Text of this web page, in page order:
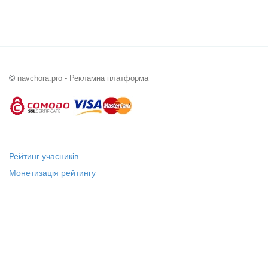
© navchora.pro - Рекламна платформа
Рейтинг учасників
Монетизація рейтингу